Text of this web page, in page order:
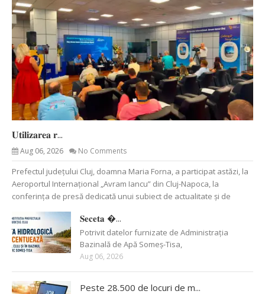
𝐔𝐭𝐢𝐥𝐢𝐳𝐚𝐫𝐞𝐚 𝐫...
Aug 06, 2026 No Comments
Prefectul județului Cluj, doamna Maria Forna, a participat astăzi, la
Aeroportul Internațional „Avram Iancu” din Cluj-Napoca, la
conferința de presă dedicată unui subiect de actualitate și de
𝐒𝐞𝐜𝐞𝐭𝐚 �...
Potrivit datelor furnizate de Administrația
Bazinală de Apă Someș-Tisa,
Aug 06, 2026
Peste 28.500 de locuri de m...